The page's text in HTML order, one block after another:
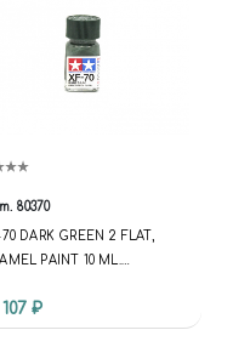
80370
DARK GREEN 2 FLAT,
PAINT 10 ML.
₽